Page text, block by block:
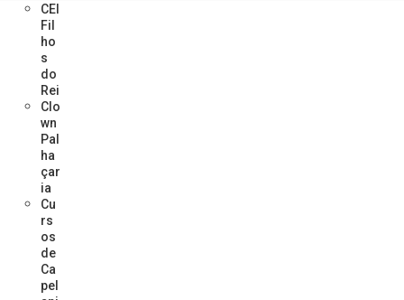
CEI
Fil
ho
s
do
Rei
Clo
wn
Pal
ha
çar
ia
Cu
rs
os
de
Ca
pel